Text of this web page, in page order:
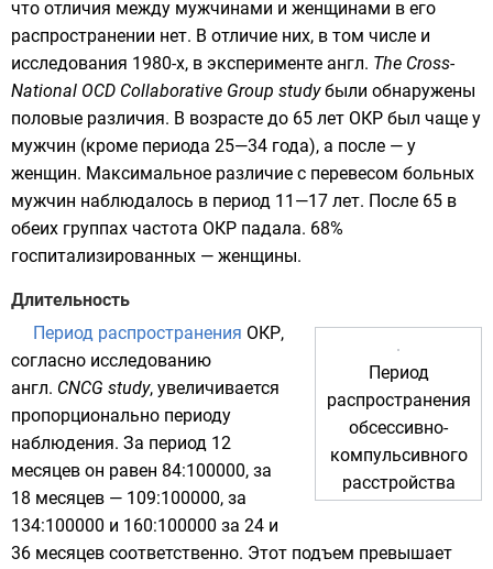
что отличия между мужчинами и женщинами в его
распространении нет. В отличие них, в том числе и
исследования 1980-х, в эксперименте англ. The Cross-
National OCD Collaborative Group studyбыли обнаружены
половые различия. В возрасте до 65 лет ОКР был чаще у
мужчин (кроме периода 25—34 года), а после — у
женщин. Максимальное различие с перевесом больных
мужчин наблюдалось в период 11—17 лет. После 65 в
обеих группах частота ОКР падала. 68%
госпитализированных — женщины.
Длительность
Период
распространения
обсессивно-
компульсивного
расстройства
Период распространения ОКР,
согласно исследованию
англ. CNCG study, увеличивается
пропорционально периоду
наблюдения. За период 12
месяцев он равен 84:100000, за
18 месяцев — 109:100000, за
134:100000 и 160:100000 за 24 и
36 месяцев соответственно. Этот подъем превышает